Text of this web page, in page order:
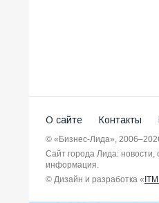
О сайте Контакты
© «Бизнес-Лида»,
Сайт города Лида:
информация.
© Дизайн и разработка «